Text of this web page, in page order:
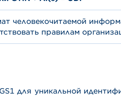
человекочитаемой
правилам
для уникальной